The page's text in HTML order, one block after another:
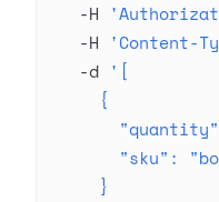
  -H
  -H
'Content-
  -d
'[
    {
"sku":
    }